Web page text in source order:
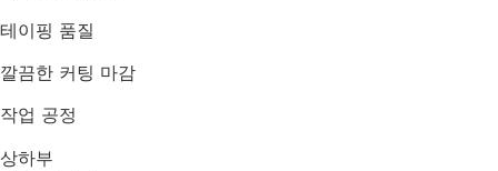
테이핑 품질
깔끔한 커팅 마감
작업 공정
상하부